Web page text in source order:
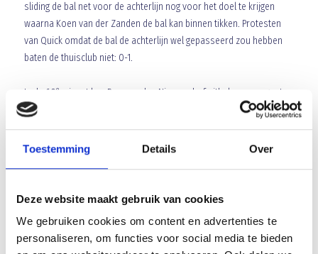
Toestemming Details Over
Deze website maakt gebruik van cookies
We gebruiken cookies om content en advertenties te
personaliseren, om functies voor social media te bieden
sliding de bal net voor de achterlijn nog voor het doel te krijgen
waarna Koen van der Zanden de bal kan binnen tikken. Protesten
van Quick omdat de bal de achterlijn wel gepasseerd zou hebben
baten de thuisclub niet: 0-1.
In de 60eminuut kan Ben van den Nieuwenhof uithalen maar gaat
zijn inzet op de vuisten van doelman Jari Puister. In de 66eminuut
krijgt Quick een vrije trap halverwege de Blauw Geel helft en als de
bal voor het doel komt is Tom Dekkers in een duel met zijn directe
bovenop en ziet er niets in. In de 70 minuut komt Blauw Geel op
Jeroen van Schoonhoven twee tegenstanders te snel af is en hij
vervolgens de bal op maat breed legt op de mee opgelopen Ben